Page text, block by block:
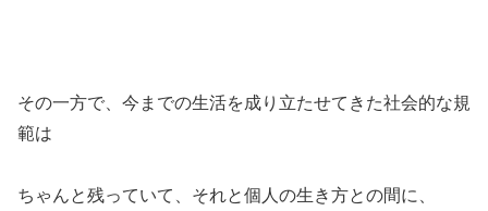
その一方で、今までの生活を成り立たせてきた社会的な規
範は
ちゃんと残っていて、それと個人の生き方との間に、